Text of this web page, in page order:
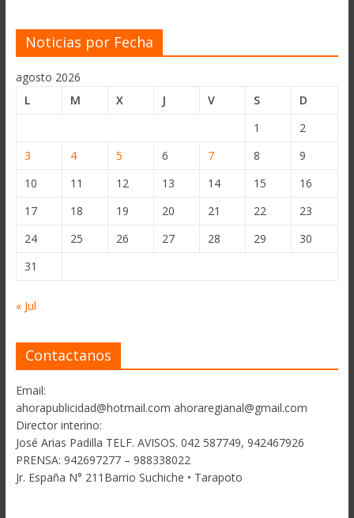
Noticias por Fecha
agosto 2026
L
M X J V S
D
1
2
3
4 5 6 7 8
9
10
11 12 13 14 15
16
17
18 19 20 21 22
23
24
25 26 27 28 29
30
31
« Jul
Contactanos
Email:
ahorapublicidad@hotmail.com ahoraregianal@gmail.com
Director interino:
José Arias Padilla TELF. AVISOS. 042 587749, 942467926
PRENSA: 942697277 – 988338022
Jr. España N° 211Barrio Suchiche • Tarapoto